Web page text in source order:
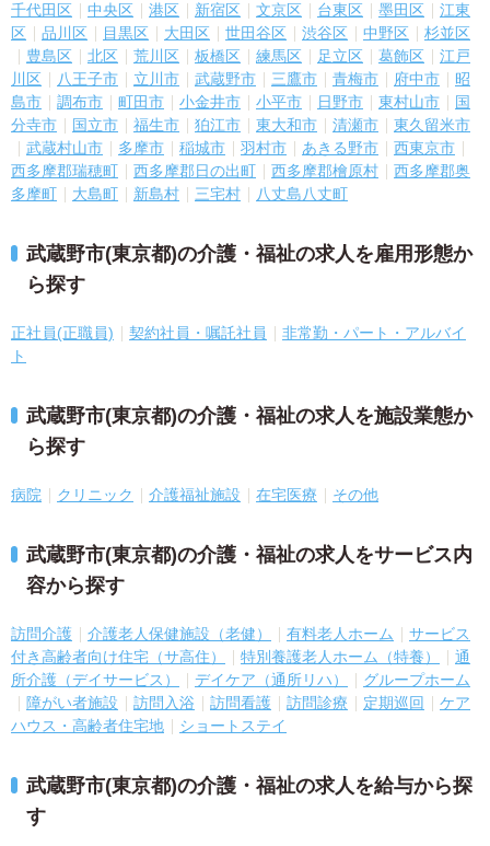
千代田区 中央区 港区 新宿区 文京区 台東区 墨田区
江東
区
品川区 目黒区 大田区 世田谷区 渋谷区 中野区
杉並区
豊島区
北区 荒川区 板橋区 練馬区 足立区 葛飾区
江戸
川区
八王子市 立川市 武蔵野市 三鷹市 青梅市 府中市
昭
島市
調布市 町田市 小金井市 小平市 日野市 東村山市
国
分寺市
国立市 福生市 狛江市 東大和市 清瀬市
東久留米市
武蔵村山市
多摩市 稲城市 羽村市 あきる野市
西東京市
西多摩郡瑞穂町
西多摩郡日の出町 西多摩郡檜原村
西多摩郡奥
多摩町
大島町 新島村 三宅村 八丈島八丈町
武蔵野市(東京都)の介護・福祉の求人を雇用形態か
ら探す
正社員(正職員) 契約社員・嘱託社員
非常勤・パート・アルバイ
ト
武蔵野市(東京都)の介護・福祉の求人を施設業態か
ら探す
病院 クリニック 介護福祉施設 在宅医療 その他
武蔵野市(東京都)の介護・福祉の求人をサービス内
容から探す
訪問介護 介護老人保健施設（老健） 有料老人ホーム
サービス
付き高齢者向け住宅（サ高住）
特別養護老人ホーム（特養）
通
所介護（デイサービス）
デイケア（通所リハ）
グループホーム
障がい者施設
訪問入浴 訪問看護 訪問診療 定期巡回
ケア
ハウス・高齢者住宅地
ショートステイ
武蔵野市(東京都)の介護・福祉の求人を給与から探
す